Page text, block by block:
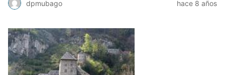
dpmubago hace 8 años